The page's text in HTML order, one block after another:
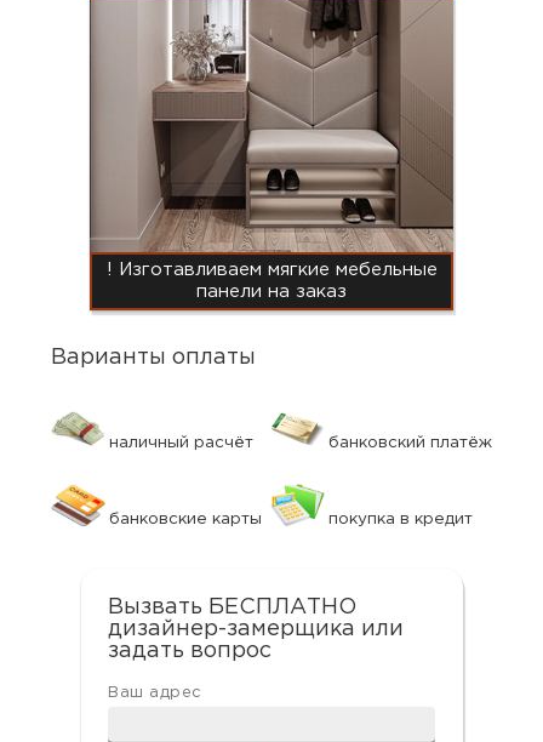
! Изготавливаем мягкие мебельные
панели на заказ
Варианты оплаты
наличный расчёт банковский платёж
банковские карты покупка в кредит
Вызвать БЕСПЛАТНО
дизайнер-замерщика или
задать вопрос
Ваш адрес